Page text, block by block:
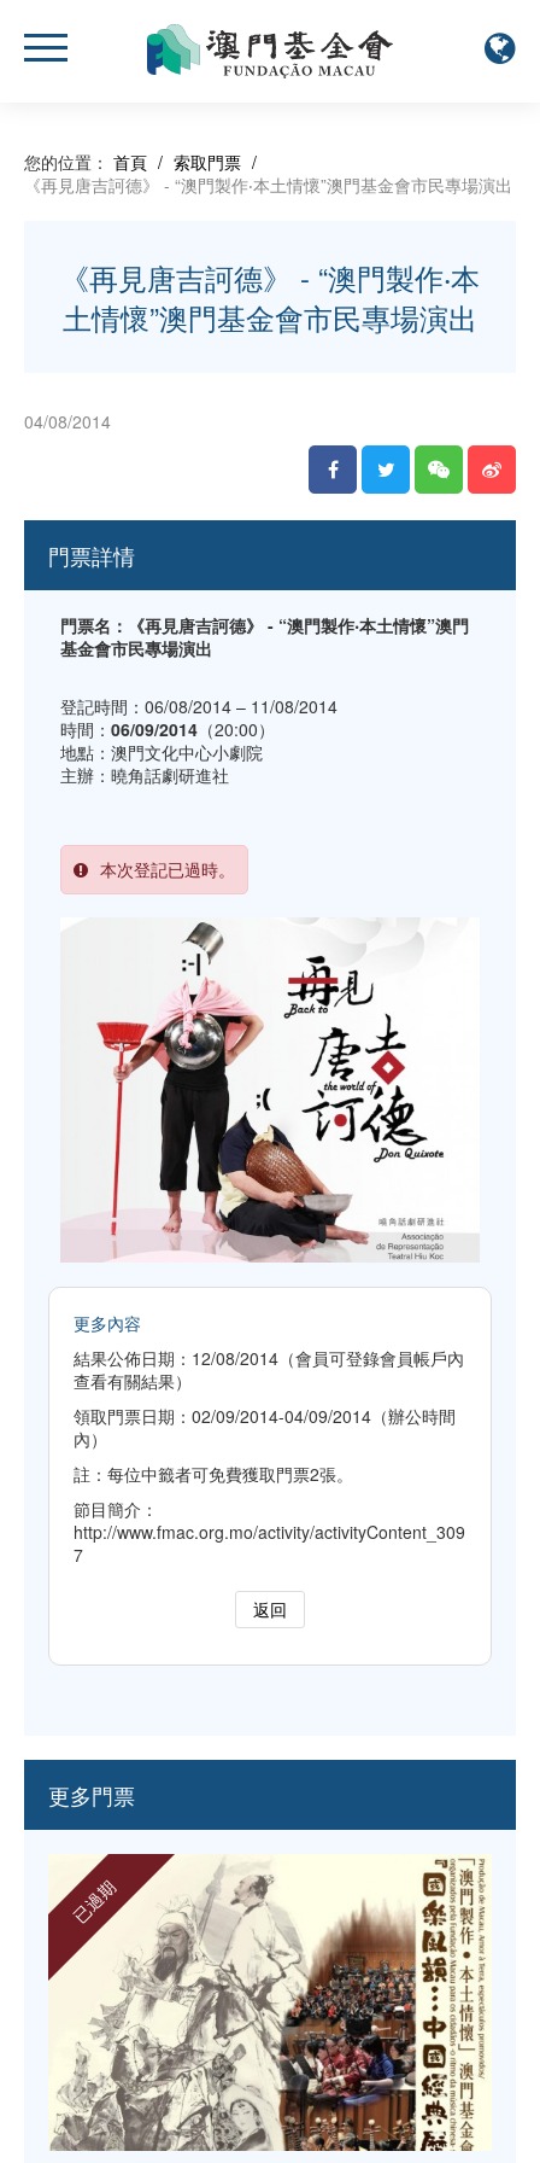
您的位置： 首頁 / 索取門票 /
《再見唐吉訶德》 - “澳門製作‧本土情懷”澳門基金會市民專場演出
《再見唐吉訶德》 - “澳門製作‧本
土情懷”澳門基金會市民專場演出
04/08/2014
門票詳情
門票名：《再見唐吉訶德》 - “澳門製作‧本土情懷”澳門
基金會市民專場演出
登記時間：06/08/2014 – 11/08/2014
時間： 06/09/2014 （20:00）
地點：澳門文化中心小劇院
主辦：曉角話劇研進社
本次登記已過時。
更多內容
結果公佈日期：12/08/2014（會員可登錄會員帳戶內
查看有關結果）
領取門票日期：02/09/2014-04/09/2014（辦公時間
內）
註：每位中籤者可免費獲取門票2張。
節目簡介：
http://www.fmac.org.mo/activity/activityContent_309
7
返回
更多門票
已過期